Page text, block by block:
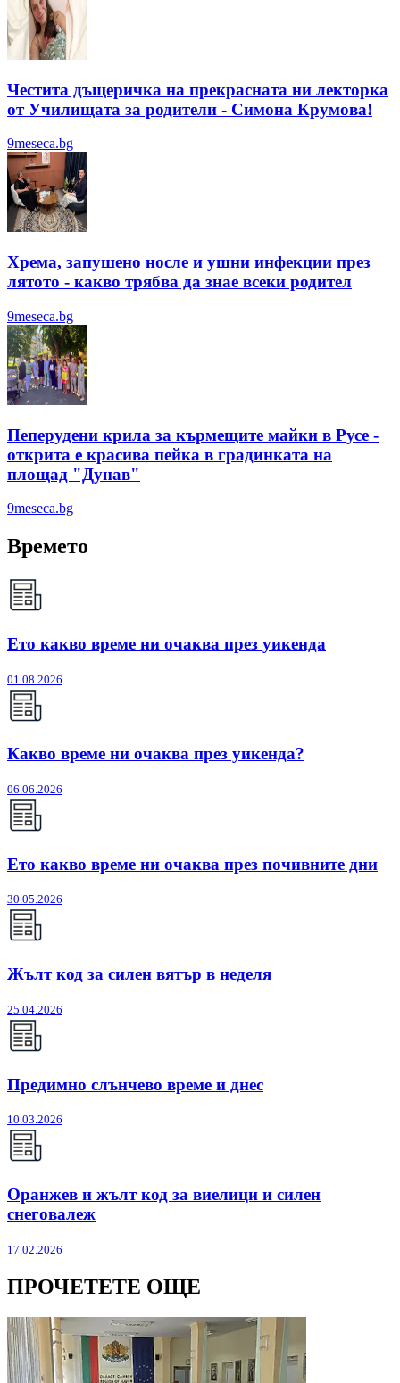
Честита дъщеричка на прекрасната ни лекторка
от Училищата за родители - Симона Крумова!
9meseca.bg
Хрема, запушено носле и ушни инфекции през
лятотo - какво трябва да знае всеки родител
9meseca.bg
Пеперудени крила за кърмещите майки в Русе -
открита е красива пейка в градинката на
площад "Дунав"
9meseca.bg
Времето
Ето какво време ни очаква през уикенда
01.08.2026
Какво време ни очаква през уикенда?
06.06.2026
Ето какво време ни очаква през почивните дни
30.05.2026
Жълт код за силен вятър в неделя
25.04.2026
Предимно слънчево време и днес
10.03.2026
Оранжев и жълт код за виелици и силен
снеговалеж
17.02.2026
ПРОЧЕТЕТЕ ОЩЕ